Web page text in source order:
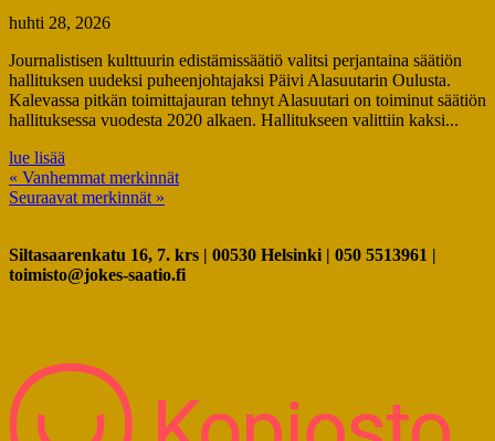
huhti 28, 2026
Journalistisen kulttuurin edistämissäätiö valitsi perjantaina säätiön
hallituksen uudeksi puheenjohtajaksi Päivi Alasuutarin Oulusta.
Kalevassa pitkän toimittajauran tehnyt Alasuutari on toiminut säätiön
hallituksessa vuodesta 2020 alkaen. Hallitukseen valittiin kaksi...
lue lisää
« Vanhemmat merkinnät
Seuraavat merkinnät »
Siltasaarenkatu 16, 7. krs | 00530 Helsinki | 050 5513961 |
toimisto@jokes-saatio.fi